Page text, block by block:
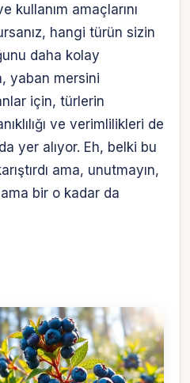
kullanım amaçlarını
hangi türün sizin
daha kolay
yaban mersini
için, türlerin
ve verimlilikleri de
yer alıyor. Eh, belki bu
ama, unutmayın,
bir o kadar da